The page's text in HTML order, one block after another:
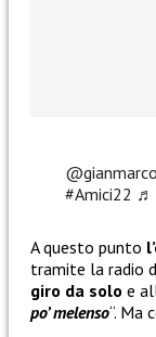
#Amici22 ♬
A questo punto
tramite la radio
giro da solo e
po’ melenso“. Ma